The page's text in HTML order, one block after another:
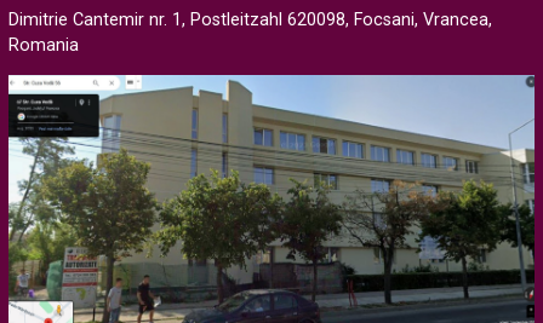
Dimitrie Cantemir nr. 1, Postleitzahl 620098, Focsani, Vrancea,
Romania